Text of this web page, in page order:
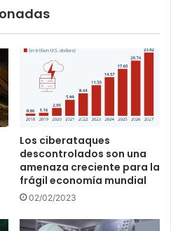
Los ciberataques
descontrolados son una
amenaza creciente para la
frágil economía mundial
02/02/2023